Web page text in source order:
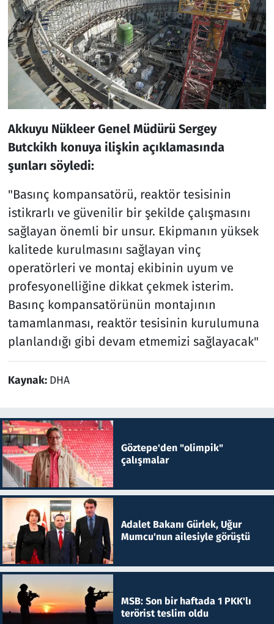
Akkuyu Nükleer Genel Müdürü Sergey
Butckikh konuya ilişkin açıklamasında
şunları söyledi:
"Basınç kompansatörü, reaktör tesisinin
istikrarlı ve güvenilir bir şekilde çalışmasını
sağlayan önemli bir unsur. Ekipmanın yüksek
kalitede kurulmasını sağlayan vinç
operatörleri ve montaj ekibinin uyum ve
profesyonelliğine dikkat çekmek isterim.
Basınç kompansatörünün montajının
tamamlanması, reaktör tesisinin kurulumuna
planlandığı gibi devam etmemizi sağlayacak"
Kaynak: DHA
Göztepe'den "olimpik"
çalışmalar
Adalet Bakanı Gürlek, Uğur
Mumcu'nun ailesiyle görüştü
MSB: Son bir haftada 1 PKK'lı
terörist teslim oldu